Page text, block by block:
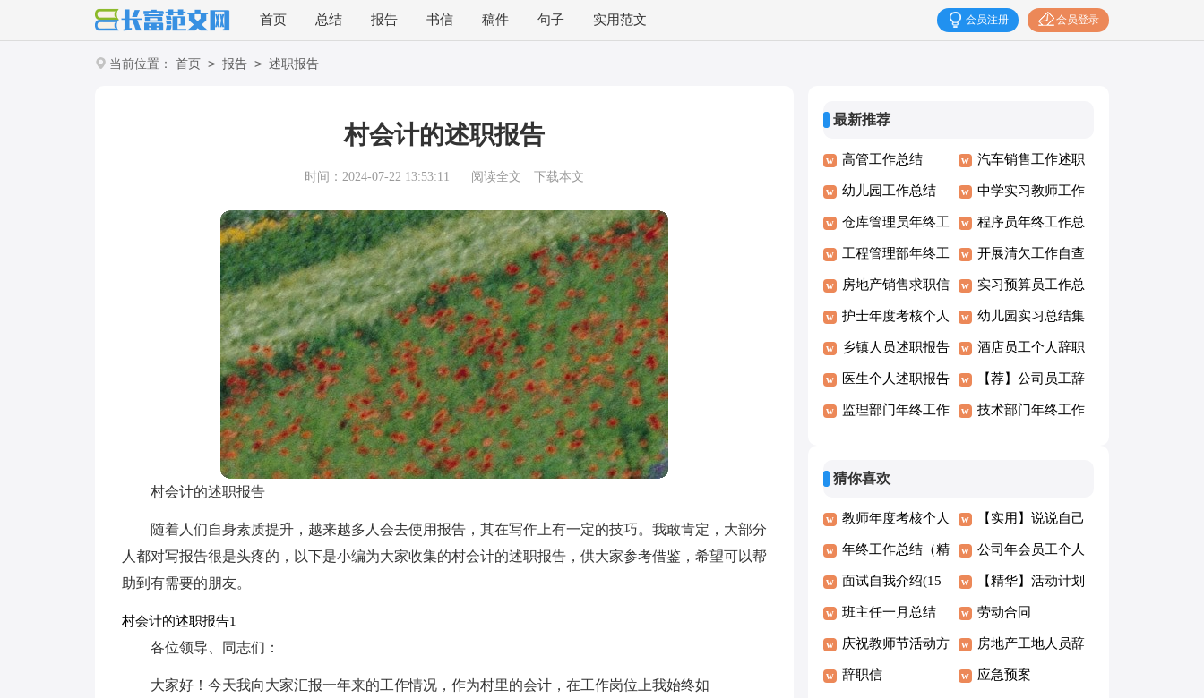
首页 总结 报告 书信 稿件 句子 实用范文 会员登录
会员注册
当前位置： 首页 > 报告 > 述职报告
村会计的述职报告
时间：2024-07-22 13:53:11 阅读全文 下载本文
村会计的述职报告
随着人们自身素质提升，越来越多人会去使用报告，其在写作上有一定的技巧。我敢肯定，大部分
人都对写报告很是头疼的，以下是小编为大家收集的村会计的述职报告，供大家参考借鉴，希望可以帮
助到有需要的朋友。
村会计的述职报告1
各位领导、同志们：
大家好！今天我向大家汇报一年来的工作情况，作为村里的会计，在工作岗位上我始终如
最新推荐
高管工作总结 汽车销售工作述职
报告8篇
幼儿园工作总结
(15篇)
中学实习教师工作
总结
仓库管理员年终工
作总结(精选15篇)
程序员年终工作总
结集锦15篇
工程管理部年终工
作总结
开展清欠工作自查
报告15篇
房地产销售求职信 实习预算员工作总
结
护士年度考核个人
总结
幼儿园实习总结集
合15篇
乡镇人员述职报告 酒店员工个人辞职
报告
医生个人述职报告
(15篇)
【荐】公司员工辞
职报告
监理部门年终工作 技术部门年终工作
猜你喜欢
教师年度考核个人
述职报告
【实用】说说自己
作文300字合集八
篇
年终工作总结（精
选14篇）
公司年会员工个人
发言稿
面试自我介绍(15
篇)
【精华】活动计划
范文汇编7篇
班主任一月总结 劳动合同
庆祝教师节活动方
案（精选5篇）
房地产工地人员辞
职报告
辞职信 应急预案